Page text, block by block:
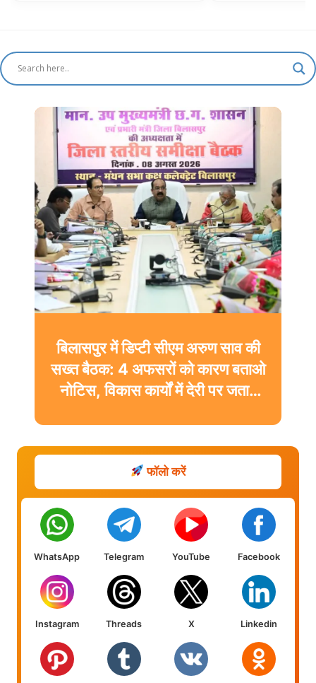
बिलासपुर में डिप्टी सीएम अरुण साव की
सख्त बैठक: 4 अफसरों को कारण बताओ
नोटिस, विकास कार्यों में देरी पर जताई
फॉलो करें
WhatsApp Telegram YouTube Facebook
Instagram Threads X Linkedin